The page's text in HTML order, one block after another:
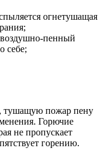
огнетушащая
воздушно-пенный
себе;
тушащую пожар пену
Горючие
не пропускает
горению.